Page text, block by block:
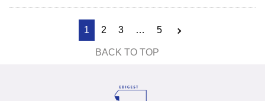
1 2 3 … 5
BACK TO TOP